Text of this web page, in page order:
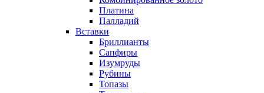
Платина
Палладий
Вставки
Бриллианты
Сапфиры
Изумруды
Рубины
Топазы